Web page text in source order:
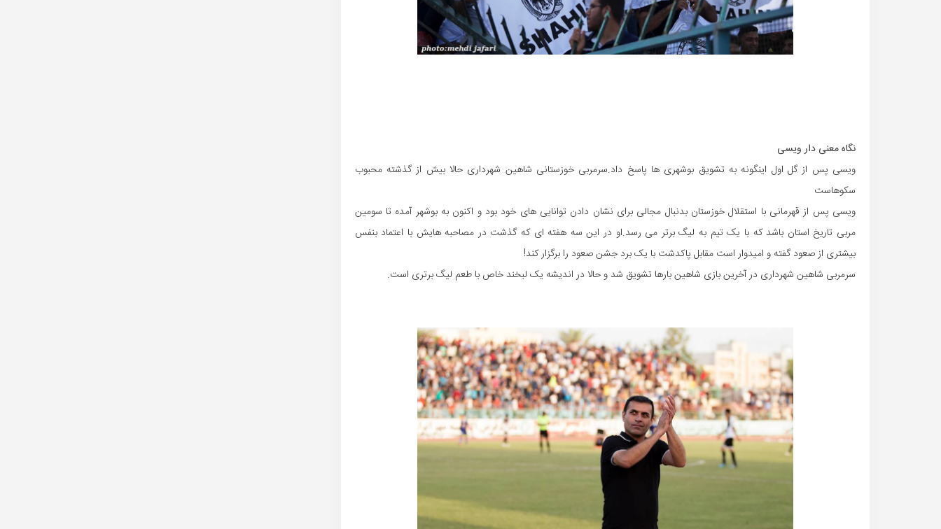
نگاه معنی دار ویسی
ویسی پس از گل اول اینگونه به تشویق بوشهری ها پاسخ داد.سرمربی خوزستانی شاهین شهرداری حالا بیش از گذشته محبوب
سکوهاست
ویسی پس از قهرمانی با استقلال خوزستان بدنبال مجالی برای نشان دادن توانایی های خود بود و اکنون به بوشهر آمده تا سومین
مربی تاریخ استان باشد که با یک تیم به لیگ برتر می رسد.او در این سه هفته ای که گذشت در مصاحبه هایش با اعتماد بنفس
بیشتری از صعود گفته و امیدوار است مقابل پاکدشت با یک برد جشن صعود را برگزار کند!
سرمربی شاهین شهرداری در آخرین بازی شاهین بارها تشویق شد و حالا در اندیشه یک لبخند خاص با طعم لیگ برتری است.